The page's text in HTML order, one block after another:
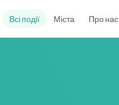
Всі події Міста Про нас